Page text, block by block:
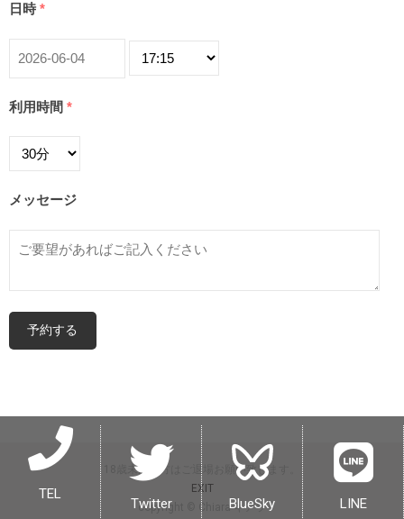
TEL
Twitter BlueSky LINE
日時 *
利用時間 *
メッセージ
18歳未満の方はご退場お願い致します。
EXIT
copyright © Chiara キアラ